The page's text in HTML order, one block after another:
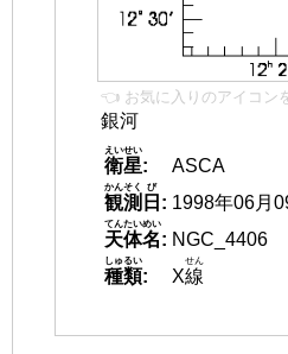
👈 お気に入りのアイコン
銀河
衛星
えいせい
:
ASCA
観測
かんそく
日
び
: 1998年06月
天体名
てんたいめい
: NGC_4406
種類
しゅるい
: X線
せん